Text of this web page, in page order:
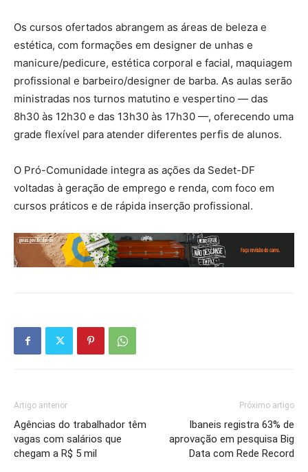
Os cursos ofertados abrangem as áreas de beleza e
estética, com formações em designer de unhas e
manicure/pedicure, estética corporal e facial, maquiagem
profissional e barbeiro/designer de barba. As aulas serão
ministradas nos turnos matutino e vespertino — das
8h30 às 12h30 e das 13h30 às 17h30 —, oferecendo uma
grade flexível para atender diferentes perfis de alunos.
O Pró-Comunidade integra as ações da Sedet-DF
voltadas à geração de emprego e renda, com foco em
cursos práticos e de rápida inserção profissional.
Artigo anterior
Agências do trabalhador têm
vagas com salários que
chegam a R$ 5 mil
Próximo artigo
Ibaneis registra 63% de
aprovação em pesquisa Big
Data com Rede Record